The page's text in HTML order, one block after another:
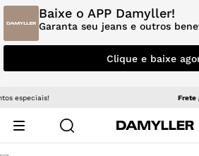
Baixe o APP Damyller!
Garanta seu jeans e outros
Clique e baixe
Frete grátis | a partir de R$ R$ 499 em